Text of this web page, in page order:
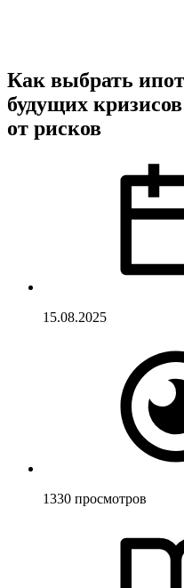
Как выбрать
будущих
от рисков
15.08.2025
1330 просмотров